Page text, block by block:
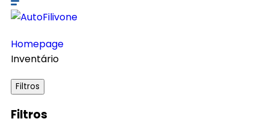
Homepage
Inventário
Filtros
Filtros